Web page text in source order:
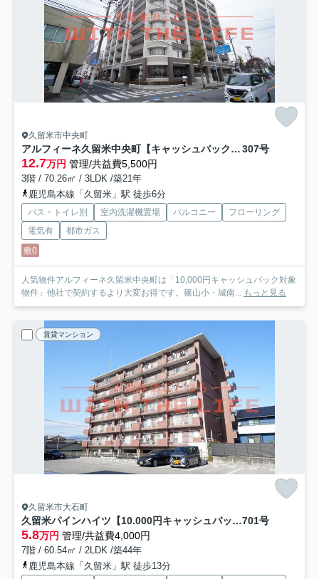
久留米市中央町
アルフィーネ久留米中央町【キャッシュバック対象物件】 307号
12.7万円 管理/共益費5,500円
3階 / 70.26㎡ / 3LDK /築21年
鹿児島本線「久留米」駅 徒歩6分
バス・トイレ別 室内洗濯機置場 バルコニー
フローリング
電気有
都市ガス
敷0
人気物件アルフィーネ久留米中央町は「10,000円キャッシュバック対象
物件」他社で契約するより大変お得です。篠山小・城南... もっと見る
賃貸マンション
久留米市大石町
久留米パインハイツ【10.000円キャッシュバック対象物件】701号
5.8万円 管理/共益費4,000円
7階 / 60.54㎡ / 2LDK /築44年
鹿児島本線「久留米」駅 徒歩13分